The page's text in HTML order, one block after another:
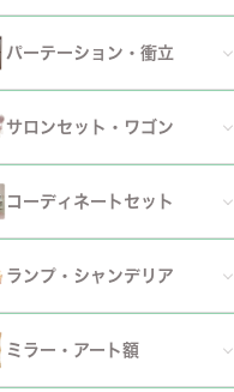
レザー・合皮チェア
ール・収納スツール・ベンチ
ト
つ・こたつテーブル
ト
121～150cm
～
ット
のドレッサー
ト
パーテーション・衝立
てのパーテーション・衝立
サロンセット・ワゴン
ンセット
ンチェア
ン
コーディネートセット
のコーディネートセット
ランプ・シャンデリア
のランプ・シャンデリア
ミラー・アート額